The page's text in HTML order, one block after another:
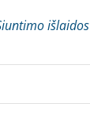
išlaidos